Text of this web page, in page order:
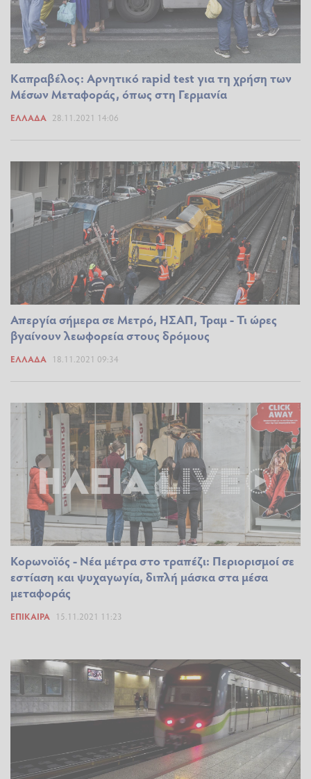
Καπραβέλος: Αρνητικό rapid test για τη χρήση των
Μέσων Μεταφοράς, όπως στη Γερμανία
ΕΛΛΆΔΑ 28.11.2021 14:06
Απεργία σήμερα σε Μετρό, ΗΣΑΠ, Τραμ - Τι ώρες
βγαίνουν λεωφορεία στους δρόμους
ΕΛΛΆΔΑ 18.11.2021 09:34
Κορωνοϊός - Νέα μέτρα στο τραπέζι: Περιορισμοί σε
εστίαση και ψυχαγωγία, διπλή μάσκα στα μέσα
μεταφοράς
ΕΠΊΚΑΙΡΑ 15.11.2021 11:23